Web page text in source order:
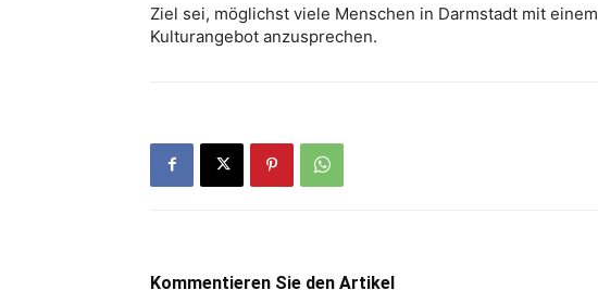
Ziel sei, möglichst viele Menschen in Darmstadt mit
Kulturangebot anzusprechen.
Kommentieren Sie den Artikel